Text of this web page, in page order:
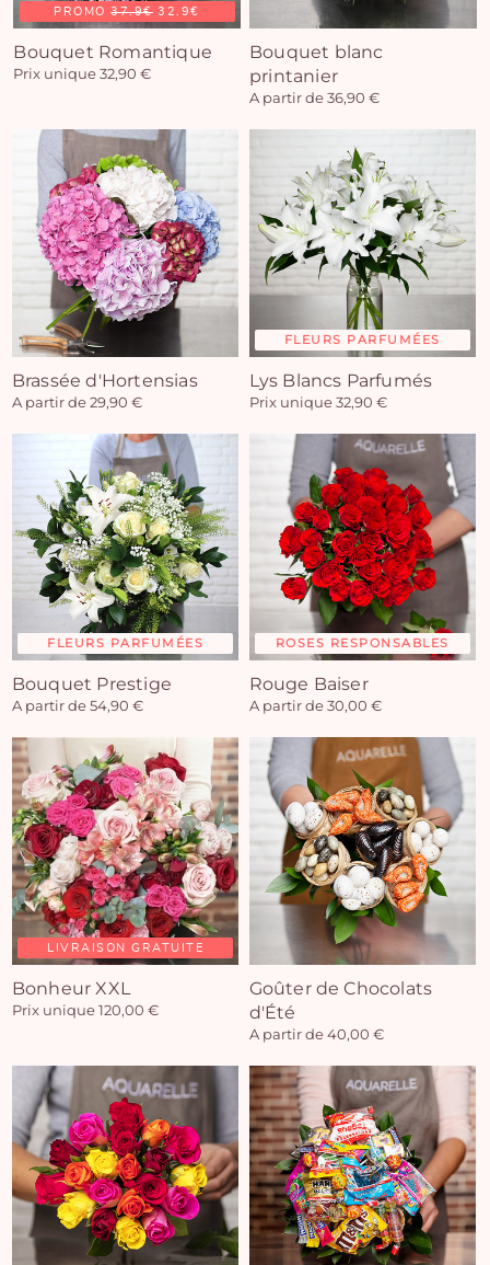
PROMO37.9€32.9€
Bouquet Romantique
Prix unique 32,90 €
Bouquet blanc
printanier
A partir de 36,90 €
Brassée d'Hortensias
A partir de 29,90 €
FLEURS PARFUMÉES
Lys Blancs Parfumés
Prix unique 32,90 €
FLEURS PARFUMÉES
Bouquet Prestige
A partir de 54,90 €
ROSES RESPONSABLES
Rouge Baiser
A partir de 30,00 €
LIVRAISON GRATUITE
Bonheur XXL
Prix unique 120,00 €
Goûter de Chocolats
d'Été
A partir de 40,00 €